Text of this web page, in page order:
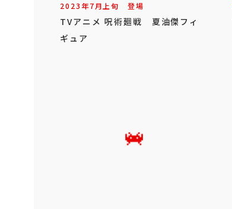
2023年7月上旬 登場
TVアニメ 呪術廻戦 夏油傑フィ
ギュア